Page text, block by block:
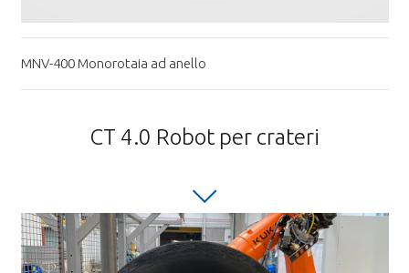
MNV-400 Monorotaia ad anello
CT 4.0 Robot per crateri